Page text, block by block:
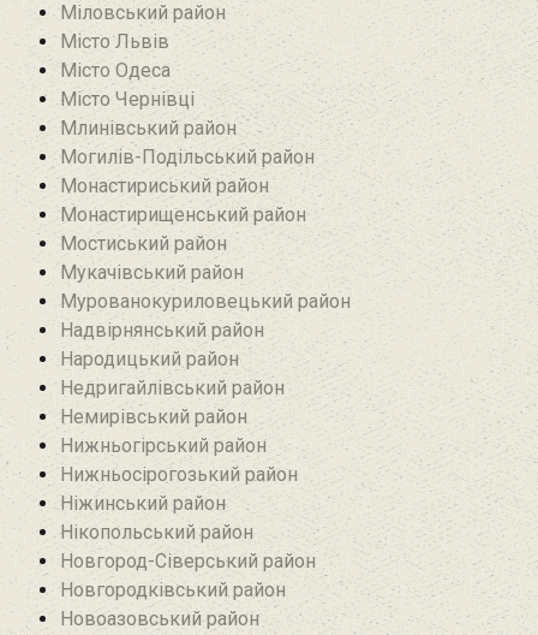
Міловський район‎
Місто Львів
Місто Одеса
Місто Чернівці
Млинівський район‎
Могилів-Подільський район
Монастириський район
Монастирищенський район
Мостиський район
Мукачівський район
Мурованокуриловецький район
Надвірнянський район
Народицький район‎
Недригайлівський район‎
Немирівський район
Нижньогірський район
Нижньосірогозький район
Ніжинський район
Нікопольський район
Новгород-Сіверський район
Новгородківський район
Новоазовський район